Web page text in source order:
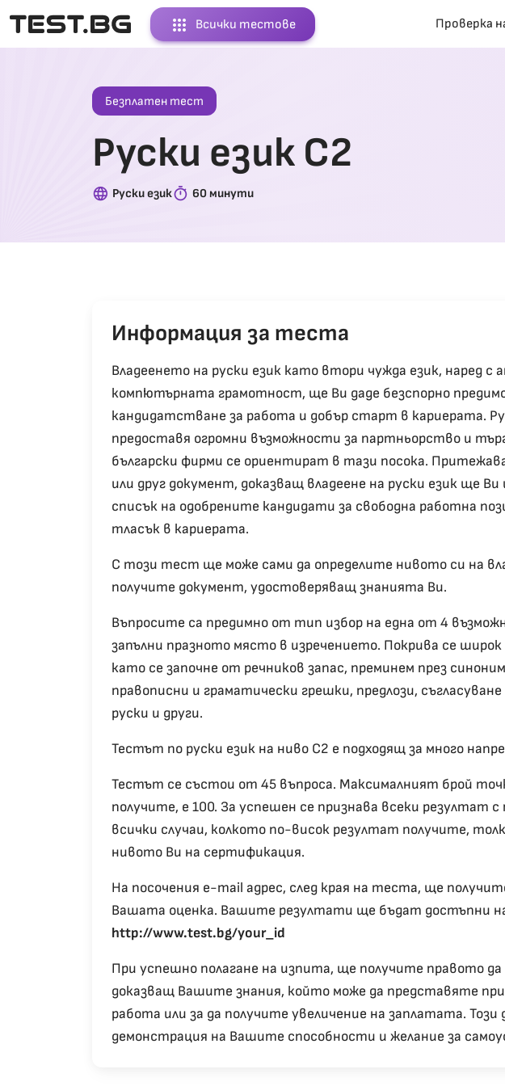
apps Всички тестове Проверка
Безплатен тест
Руски език С2
language Руски езикtimer 60 минути
Информация за теста
Владеенето на руски език като втори чужда език, наред с
компютърната грамотност, ще Ви даде безспорно
кандидатстване за работа и добър старт в кариерата.
предоставя огромни възможности за партньорство и
български фирми се ориентират в тази посока.
или друг документ, доказващ владеене на руски език ще
списък на одобрените кандидати за свободна работна
тласък в кариерата.
С този тест ще може сами да определите нивото си на
получите документ, удостоверяващ знанията Ви.
Въпросите са предимно от тип избор на една от 4
запълни празното място в изречението. Покрива се
като се започне от речников запас, преминем през
правописни и граматически грешки, предлози,
руски и други.
Тестът по руски език на ниво С2 е подходящ за много
Тестът се състои от 45 въпроса. Максималният брой
получите, е 100. За успешен се признава всеки резултат
всички случаи, колкото по-висок резултат получите,
нивото Ви на сертификация.
На посочения e-mail адрес, след края на теста, ще
Вашата оценка. Вашите резултати ще бъдат достъпни на
http://www.test.bg/your_id
При успешно полагане на изпита, ще получите правото
доказващ Вашите знания, който може да представяте
работа или за да получите увеличение на заплатата. Този
демонстрация на Вашите способности и желание за